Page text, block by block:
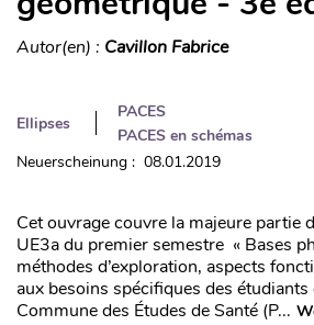
Autor(en) : Cavillon Fabrice
Ellipses
PACES
PACES en schémas
Neuerscheinung : 08.01.2019
Cet ouvrage couvre la majeure partie
UE3a du premier semestre « Bases
méthodes d’exploration, aspects
aux besoins spécifiques des
Commune des Études de Santé (P...